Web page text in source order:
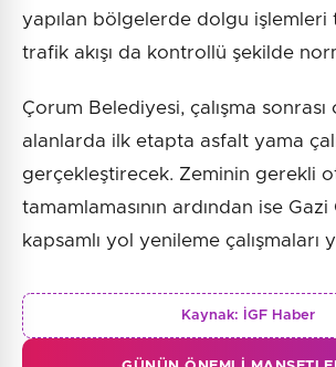
yapılan bölgelerde dolgu işlemleri
trafik akışı da kontrollü şekilde
Çorum Belediyesi, çalışma sonrası
alanlarda ilk etapta asfalt yama
gerçekleştirecek. Zeminin gerekli
tamamlamasının ardından ise
kapsamlı yol yenileme çalışmaları
Kaynak: İGF Haber